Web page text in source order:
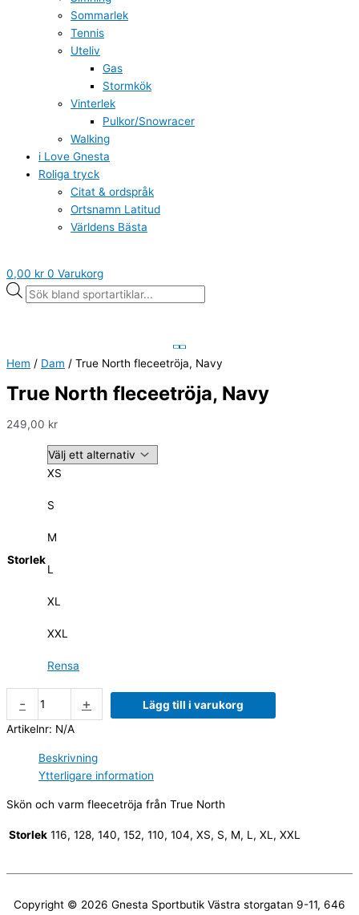
Sommarlek
Tennis
Uteliv
Gas
Stormkök
Vinterlek
Pulkor/Snowracer
Walking
i Love Gnesta
Roliga tryck
Citat & ordspråk
Ortsnamn Latitud
Världens Bästa
0,00 kr 0 Varukorg
Hem / Dam / True North fleceetröja, Navy
True North fleceetröja, Navy
249,00 kr
Storlek
XS
S
M
L
XL
XXL
Rensa
- +
Lägg till i varukorg
Artikelnr: N/A
Beskrivning
Ytterligare information
Skön och varm fleecetröja från True North
Storlek 116, 128, 140, 152, 110, 104, XS, S, M, L, XL, XXL
Copyright © 2026 Gnesta Sportbutik Västra storgatan 9-11, 646